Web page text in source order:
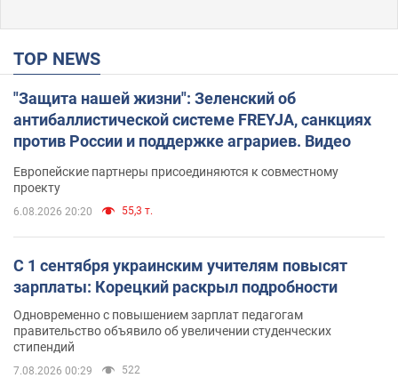
TOP NEWS
"Защита нашей жизни": Зеленский об
антибаллистической системе FREYJA, санкциях
против России и поддержке аграриев. Видео
Европейские партнеры присоединяются к совместному
проекту
6.08.2026 20:20 55,3 т.
С 1 сентября украинским учителям повысят
зарплаты: Корецкий раскрыл подробности
Одновременно с повышением зарплат педагогам
правительство объявило об увеличении студенческих
стипендий
7.08.2026 00:29 522